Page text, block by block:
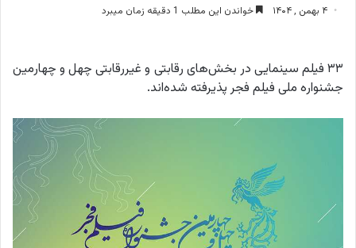
۴ بهمن , ۱۴۰۴ خواندن این مطلب 1 دقیقه زمان میبرد
۳۳ فیلم سینمایی در بخش‌های رقابتی و غیررقابتی چهل و چهارمین
جشنواره‌ ملی فیلم فجر پذیرفته شده‌اند.